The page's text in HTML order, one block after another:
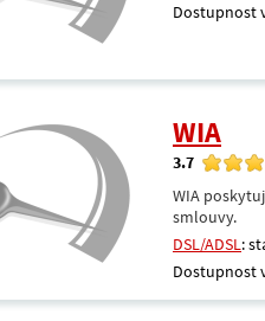
Dostupnost
WIA
3.7
WIA
smlouvy.
DSL/ADSL:
Dostupnost